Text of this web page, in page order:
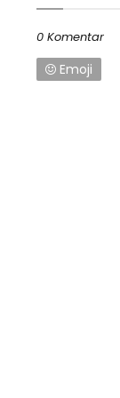
0 Komentar
Emoji